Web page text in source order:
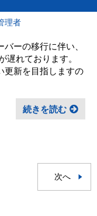
理者
ーの移行に伴い、
遅れております。
更新を目指しますの
続きを読む
次へ